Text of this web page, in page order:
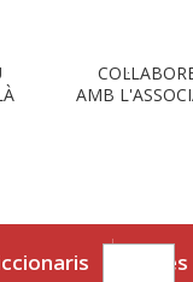
AMB
Eines